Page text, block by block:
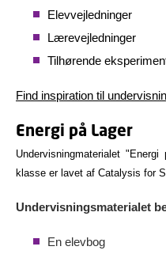
Elevvejledninger
Lærevejledninger
Tilhørende
Find inspiration til
Energi på Lager
Undervisningmaterialet
klasse er lavet af Catalysis for
Undervisningsmaterialet
En elevbog